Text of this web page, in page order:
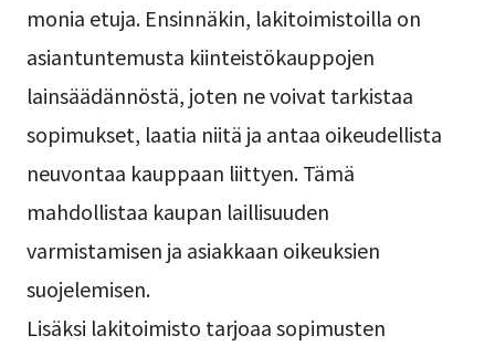
monia etuja. Ensinnäkin, lakitoimistoilla on
asiantuntemusta kiinteistökauppojen
lainsäädännöstä, joten ne voivat tarkistaa
sopimukset, laatia niitä ja antaa oikeudellista
neuvontaa kauppaan liittyen. Tämä
mahdollistaa kaupan laillisuuden
varmistamisen ja asiakkaan oikeuksien
suojelemisen.
Lisäksi lakitoimisto tarjoaa sopimusten